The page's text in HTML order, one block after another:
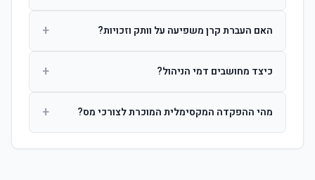
הרווחים. לאחר 6 שנים ניתן למשוך פטור ממס עד לתקרה
האם העברת קרן משפיעה על וותק וזכויות? +
החברות. הוותק ממשיך להיספר מיום ההפקדה הראשונה.
כיצד מחושבים דמי הניהול? +
ומתן על שיעורם בעת הצטרפות.
מהי ההפקדה המקסימלית המוכרת לצורכי מס? +